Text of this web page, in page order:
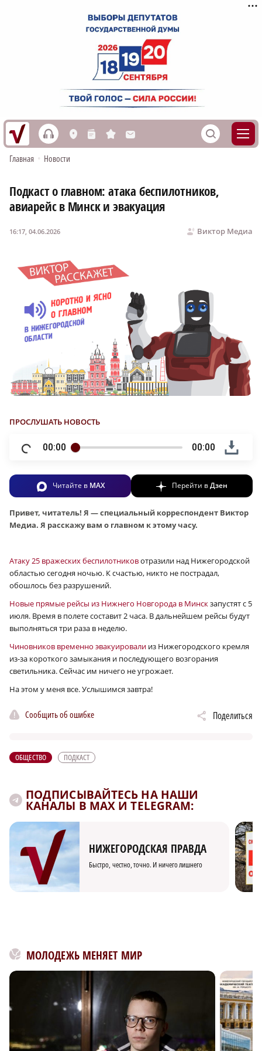
h L n s M S
Главная • Новости
Подкаст о главном: атака беспилотников,
авиарейс в Минск и эвакуация
Виктор Медиа
16:17, 04.06.2026
ПРОСЛУШАТЬ НОВОСТЬ
00:00 00:00
Читайте в MAX Перейти вДзен
Привет, читатель! Я — специальный корреспондент Виктор
Медиа. Я расскажу вам о главном к этому часу.
Атаку 25 вражеских беспилотниковотразили над Нижегородской
областью сегодня ночью. К счастью, никто не пострадал,
обошлось без разрушений.
Новые прямые рейсы из Нижнего Новгорода в Минск запустят с 5
июля. Время в полете составит 2 часа. В дальнейшем рейсы будут
выполняться три раза в неделю.
Чиновников временно эвакуировали из Нижегородского кремля
из-за короткого замыкания и последующего возгорания
светильника. Сейчас им ничего не угрожает.
На этом у меня все. Услышимся завтра!
Сообщить об ошибке Поделиться
ОБЩЕСТВО ПОДКАСТ
ПОДПИСЫВАЙТЕСЬ НА НАШИ
КАНАЛЫ В MAX И TELEGRAM:
НИЖЕГОРОДСКАЯ ПРАВДА
Быстро, честно, точно. И ничего лишнего
МОЛОДЕЖЬ МЕНЯЕТ МИР